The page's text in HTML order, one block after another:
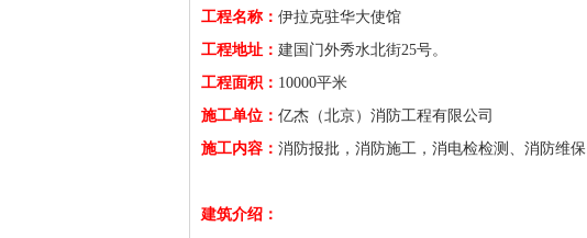
工程名称： 伊拉克驻华大使馆
工程地址： 建国门外秀水北街25号。
工程面积： 10000平米
施工单位： 亿杰（北京）消防工程有限公司
施工内容： 消防报批，消防施工，消电检检测、消防维保
建筑介绍：